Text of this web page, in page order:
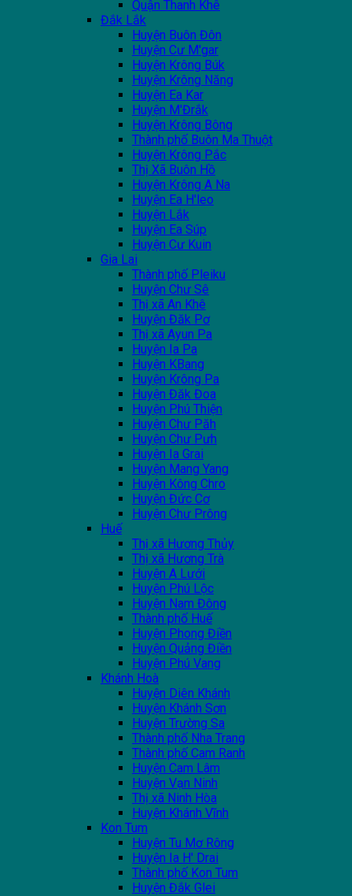
Quận Thanh Khê
Đắk Lắk
Huyện Buôn Đôn
Huyện Cư M'gar
Huyện Krông Búk
Huyện Krông Năng
Huyện Ea Kar
Huyện M'Đrắk
Huyện Krông Bông
Thành phố Buôn Ma Thuột
Huyện Krông Pắc
Thị Xã Buôn Hồ
Huyện Krông A Na
Huyện Ea H'leo
Huyện Lắk
Huyện Ea Súp
Huyện Cư Kuin
Gia Lai
Thành phố Pleiku
Huyện Chư Sê
Thị xã An Khê
Huyện Đăk Pơ
Thị xã Ayun Pa
Huyện Ia Pa
Huyện KBang
Huyện Krông Pa
Huyện Đăk Đoa
Huyện Phú Thiện
Huyện Chư Păh
Huyện Chư Pưh
Huyện Ia Grai
Huyện Mang Yang
Huyện Kông Chro
Huyện Đức Cơ
Huyện Chư Prông
Huế
Thị xã Hương Thủy
Thị xã Hương Trà
Huyện A Lưới
Huyện Phú Lộc
Huyện Nam Đông
Thành phố Huế
Huyện Phong Điền
Huyện Quảng Điền
Huyện Phú Vang
Khánh Hoà
Huyện Diên Khánh
Huyện Khánh Sơn
Huyện Trường Sa
Thành phố Nha Trang
Thành phố Cam Ranh
Huyện Cam Lâm
Huyện Vạn Ninh
Thị xã Ninh Hòa
Huyện Khánh Vĩnh
Kon Tum
Huyện Tu Mơ Rông
Huyện Ia H' Drai
Thành phố Kon Tum
Huyện Đắk Glei